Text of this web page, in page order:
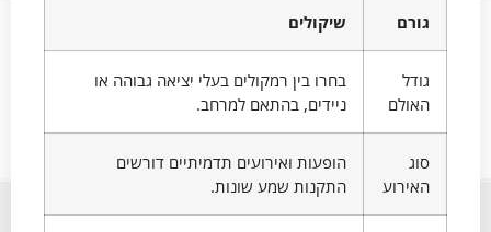
גורם שיקולים
גודל
האולם
בחרו בין רמקולים בעלי יציאה גבוהה או
ניידים, בהתאם למרחב.
סוג
האירוע
הופעות ואירועים תדמיתיים דורשים
התקנות שמע שונות.